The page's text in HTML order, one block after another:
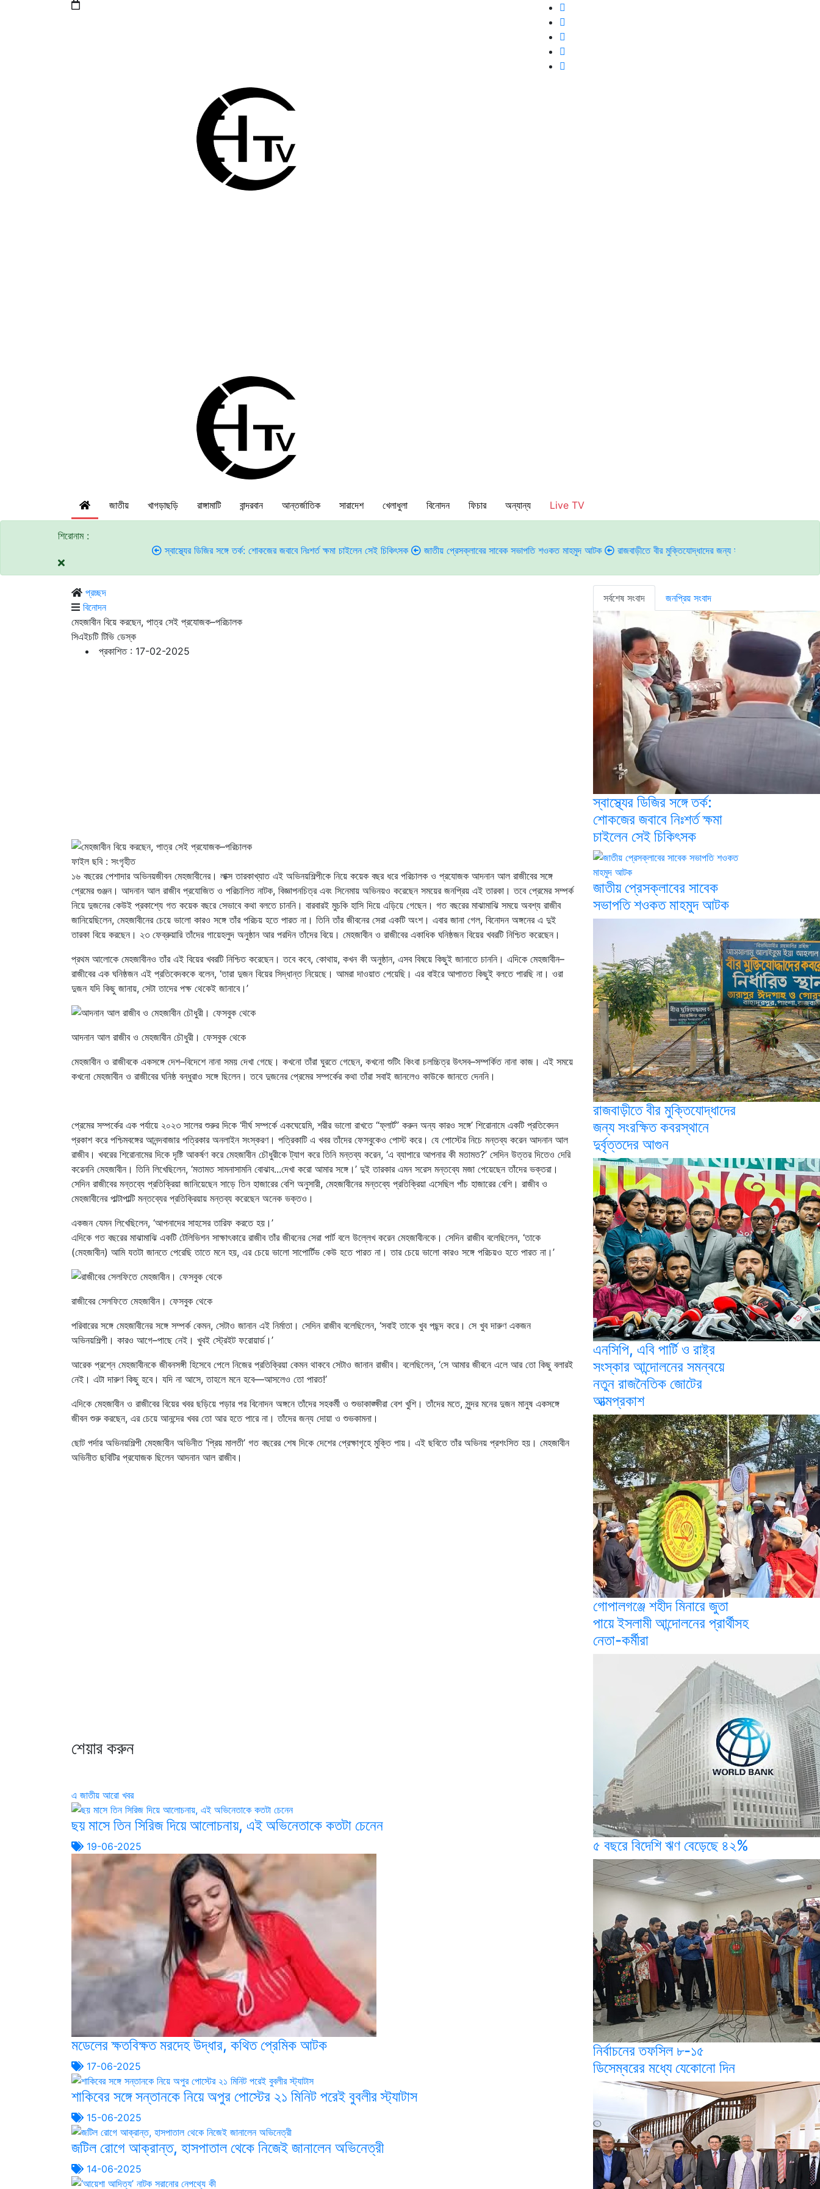
জাতীয় খাগড়াছড়ি রাঙ্গামাটি বান্দরবান আন্তর্জাতিক সারাদেশ খেলাধুলা বিনোদন ফিচার অন্যান্য Live TV
শিরোনাম :
স্বাস্থ্যের ডিজির সঙ্গে তর্ক: শোকজের জবাবে নিঃশর্ত ক্ষমা চাইলেন সেই চিকিৎসক
জাতীয় প্রেসক্লাবের সাবেক সভাপতি শওকত মাহমুদ আটক রাজবাড়ীতে বীর মুক্তিযোদ্ধাদের জন্য সংরক্ষিত কবরস্থানে দুর্বৃত্তদের আগুন
প্রচ্ছদ
বিনোদন
মেহজাবীন বিয়ে করছেন, পাত্র সেই প্রযোজক–পরিচালক
সিএইচটি টিভি ডেস্ক
প্রকাশিত : 17-02-2025
ফাইল ছবি : সংগৃহীত
১৬ বছরের পেশাদার অভিনয়জীবন মেহজাবীনের। লাক্স তারকাখ্যাত এই অভিনয়শিল্পীকে নিয়ে কয়েক বছর ধরে পরিচালক ও প্রযোজক আদনান আল রাজীবের সঙ্গে
প্রেমের গুঞ্জন। আদনান আল রাজীব প্রযোজিত ও পরিচালিত নাটক, বিজ্ঞাপনচিত্র এবং সিনেমায় অভিনয়ও করেছেন সময়ের জনপ্রিয় এই তারকা। তবে প্রেমের সম্পর্ক
নিয়ে দুজনের কেউই প্রকাশ্যে গত কয়েক বছরে সেভাবে কথা বলতে চাননি। বারবারই মুচকি হাসি দিয়ে এড়িয়ে গেছেন। গত বছরের মাঝামাঝি সময়ে অবশ্য রাজীব
জানিয়েছিলেন, মেহজাবীনের চেয়ে ভালো কারও সঙ্গে তাঁর পরিচয় হতে পারত না। তিনি তাঁর জীবনের সেরা একটি অংশ। এবার জানা গেল, বিনোদন অঙ্গনের এ দুই
তারকা বিয়ে করছেন। ২৩ ফেব্রুয়ারি তাঁদের গায়েহলুদ অনুষ্ঠান আর পরদিন তাঁদের বিয়ে। মেহজাবীন ও রাজীবের একাধিক ঘনিষ্ঠজন বিয়ের খবরটি নিশ্চিত করেছেন।
প্রথম আলোকে মেহজাবীনও তাঁর এই বিয়ের খবরটি নিশ্চিত করেছেন। তবে কবে, কোথায়, কখন কী অনুষ্ঠান, এসব বিষয়ে কিছুই জানাতে চাননি। এদিকে মেহজাবীন–
রাজীবের এক ঘনিষ্ঠজন এই প্রতিবেদককে বলেন, ‘তারা দুজন বিয়ের সিদ্ধান্ত নিয়েছে। আমরা দাওয়াত পেয়েছি। এর বাইরে আপাতত কিছুই বলতে পারছি না। ওরা
দুজন যদি কিছু জানায়, সেটা তাদের পক্ষ থেকেই জানাবে।’
আদনান আল রাজীব ও মেহজাবীন চৌধুরী। ফেসবুক থেকে
মেহজাবীন ও রাজীবকে একসঙ্গে দেশ–বিদেশে নানা সময় দেখা গেছে। কখনো তাঁরা ঘুরতে গেছেন, কখনো শুটিং কিংবা চলচ্চিত্র উৎসব–সম্পর্কিত নানা কাজ। এই সময়ে
কখনো মেহজাবীন ও রাজীবের ঘনিষ্ঠ বন্ধুরাও সঙ্গে ছিলেন। তবে দুজনের প্রেমের সম্পর্কের কথা তাঁরা সবাই জানলেও কাউকে জানতে দেননি।
প্রেমের সম্পর্কের এক পর্যায়ে ২০২৩ সালের শুরুর দিকে ‘দীর্ঘ সম্পর্কে একঘেয়েমি, শরীর ভালো রাখতে “ফ্লার্ট” করুন অন্য কারও সঙ্গে’ শিরোনামে একটি প্রতিবেদন
প্রকাশ করে পশ্চিমবঙ্গের আনন্দবাজার পত্রিকার অনলাইন সংস্করণ। পত্রিকাটি এ খবর তাঁদের ফেসবুকেও পোস্ট করে। যে পোস্টের নিচে মন্তব্য করেন আদনান আল
রাজীব। খবরের শিরোনামের দিকে দৃষ্টি আকর্ষণ করে মেহজাবীন চৌধুরীকে ট্যাগ করে তিনি মন্তব্য করেন, ‘এ ব্যাপারে আপনার কী মতামত?’ সেদিন উত্তর দিতেও দেরি
করেননি মেহজাবীন। তিনি লিখেছিলেন, ‘মতামত সামনাসামনি বোঝাব...দেখা করো আমার সঙ্গে।’ দুই তারকার এমন সরেস মন্তব্যে মজা পেয়েছেন তাঁদের ভক্তরা।
সেদিন রাজীবের মন্তব্যে প্রতিক্রিয়া জানিয়েছেন সাড়ে তিন হাজারের বেশি অনুসারী, মেহজাবীনের মন্তব্যে প্রতিক্রিয়া এসেছিল পাঁচ হাজারের বেশি। রাজীব ও
মেহজাবীনের পাল্টাপাল্টি মন্তব্যের প্রতিক্রিয়ায় মন্তব্য করেছেন অনেক ভক্তও।
একজন যেমন লিখেছিলেন, ‘আপনাদের সাহসের তারিফ করতে হয়।’
এদিকে গত বছরের মাঝামাঝি একটি টেলিভিশন সাক্ষাৎকারে রাজীব তাঁর জীবনের সেরা পার্ট বলে উল্লেখ করেন মেহজাবীনকে। সেদিন রাজীব বলেছিলেন, ‘তাকে
(মেহজাবীন) আমি যতটা জানতে পেরেছি তাতে মনে হয়, এর চেয়ে ভালো সাপোর্টিভ কেউ হতে পারত না। তার চেয়ে ভালো কারও সঙ্গে পরিচয়ও হতে পারত না।’
রাজীবের সেলফিতে মেহজাবীন। ফেসবুক থেকে
পরিবারের সঙ্গে মেহজাবীনের সঙ্গে সম্পর্ক কেমন, সেটাও জানান এই নির্মাতা। সেদিন রাজীব বলেছিলেন, ‘সবাই তাকে খুব পছন্দ করে। সে খুব দারুণ একজন
অভিনয়শিল্পী। কারও আগে–পাছে নেই। খুবই স্ট্রেইট ফরোয়ার্ড।’
আরেক প্রশ্নে মেহজাবীনকে জীবনসঙ্গী হিসেবে পেলে নিজের প্রতিক্রিয়া কেমন থাকবে সেটাও জানান রাজীব। বলেছিলেন, ‘সে আমার জীবনে এলে আর তো কিছু বলারই
নেই। এটা দারুণ কিছু হবে। যদি না আসে, তাহলে মনে হবে—আসলেও তো পারত!’
এদিকে মেহজাবীন ও রাজীবের বিয়ের খবর ছড়িয়ে পড়ার পর বিনোদন অঙ্গনে তাঁদের সহকর্মী ও শুভাকাঙ্ক্ষীরা বেশ খুশি। তাঁদের মতে, সুন্দর মনের দুজন মানুষ একসঙ্গে
জীবন শুরু করছেন, এর চেয়ে আনন্দের খবর তো আর হতে পারে না। তাঁদের জন্য দোয়া ও শুভকামনা।
ছোট পর্দার অভিনয়শিল্পী মেহজাবীন অভিনীত ‘প্রিয় মালতী’ গত বছরের শেষ দিকে দেশের প্রেক্ষাগৃহে মুক্তি পায়। এই ছবিতে তাঁর অভিনয় প্রশংসিত হয়। মেহজাবীন
অভিনীত ছবিটির প্রযোজক ছিলেন আদনান আল রাজীব।
শেয়ার করুন
এ জাতীয় আরো খবর
ছয় মাসে তিন সিরিজ দিয়ে আলোচনায়, এই অভিনেতাকে কতটা চেনেন
19-06-2025
মডেলের ক্ষতবিক্ষত মরদেহ উদ্ধার, কথিত প্রেমিক আটক
17-06-2025
শাকিবের সঙ্গে সন্তানকে নিয়ে অপুর পোস্টের ২১ মিনিট পরেই বুবলীর স্ট্যাটাস
15-06-2025
জটিল রোগে আক্রান্ত, হাসপাতাল থেকে নিজেই জানালেন অভিনেত্রী
14-06-2025
সর্বশেষ সংবাদ জনপ্রিয় সংবাদ
স্বাস্থ্যের ডিজির সঙ্গে তর্ক:
শোকজের জবাবে নিঃশর্ত ক্ষমা
চাইলেন সেই চিকিৎসক
জাতীয় প্রেসক্লাবের সাবেক
সভাপতি শওকত মাহমুদ আটক
রাজবাড়ীতে বীর মুক্তিযোদ্ধাদের
জন্য সংরক্ষিত কবরস্থানে
দুর্বৃত্তদের আগুন
এনসিপি, এবি পার্টি ও রাষ্ট্র
সংস্কার আন্দোলনের সমন্বয়ে
নতুন রাজনৈতিক জোটের
আত্মপ্রকাশ
গোপালগঞ্জে শহীদ মিনারে জুতা
পায়ে ইসলামী আন্দোলনের প্রার্থীসহ
নেতা-কর্মীরা
৫ বছরে বিদেশি ঋণ বেড়েছে ৪২%
নির্বাচনের তফসিল ৮-১৫
ডিসেম্বরের মধ্যে যেকোনো দিন